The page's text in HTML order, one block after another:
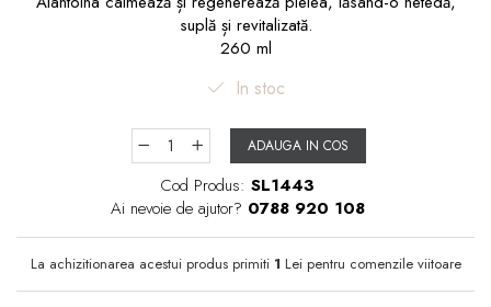
suplă și revitalizată.
260 ml
In stoc
ADAUGA IN COS
Cod Produs: SL1443
Ai nevoie de ajutor? 0788 920 108
La achizitionarea acestui produs primiti 1 Lei pentru comenzile viitoare